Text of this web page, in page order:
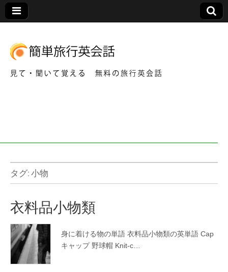
旅
行
英
会
話
タグ:小物
衣料品小物類
身に着ける物の単語 衣料品小物類の英単語 Cap
キャップ 野球帽 Knit-c…